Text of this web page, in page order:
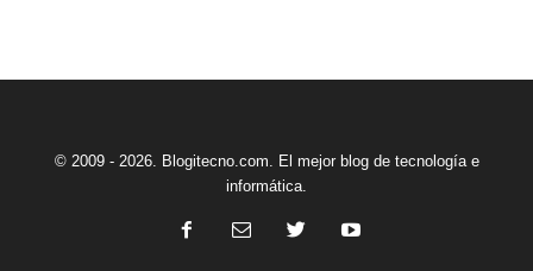
© 2009 - 2026. Blogitecno.com. El mejor blog de tecnología e
informática.